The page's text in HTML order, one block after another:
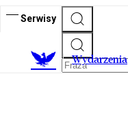
Serwisy
Wydarzenia